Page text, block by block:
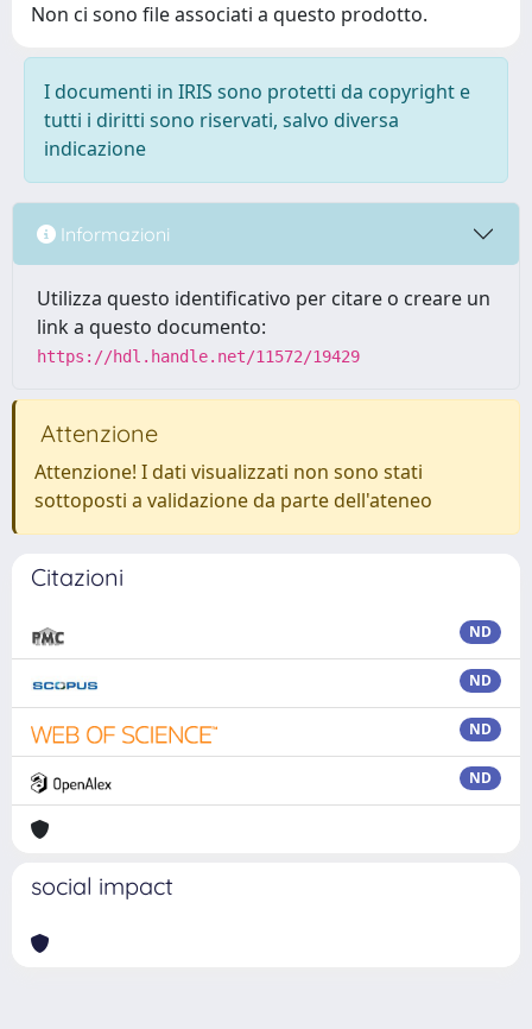
Non ci sono file associati a questo prodotto.
I documenti in IRIS sono protetti da copyright e
tutti i diritti sono riservati, salvo diversa
indicazione
Informazioni
Utilizza questo identificativo per citare o creare un
link a questo documento:
https://hdl.handle.net/11572/19429
Attenzione
Attenzione! I dati visualizzati non sono stati
sottoposti a validazione da parte dell'ateneo
Citazioni
ND
ND
ND
ND
social impact